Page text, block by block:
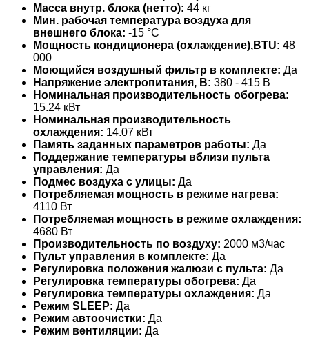
Масса внутр. блока (нетто): 44 кг
Мин. рабочая температура воздуха для
внешнего блока: -15 °С
Мощность кондиционера (охлаждение),BTU: 48
000
Моющийся воздушный фильтр в комплекте: Да
Напряжение электропитания, В: 380 - 415 В
Номинальная производительность обогрева:
15.24 кВт
Номинальная производительность
охлаждения: 14.07 кВт
Память заданных параметров работы: Да
Поддержание температуры вблизи пульта
управления: Да
Подмес воздуха с улицы: Да
Потребляемая мощность в режиме нагрева:
4110 Вт
Потребляемая мощность в режиме охлаждения:
4680 Вт
Производительность по воздуху: 2000 м3/час
Пульт управления в комплекте: Да
Регулировка положения жалюзи с пульта: Да
Регулировка температуры обогрева: Да
Регулировка температуры охлаждения: Да
Режим SLEEP: Да
Режим автоочистки: Да
Режим вентиляции: Да